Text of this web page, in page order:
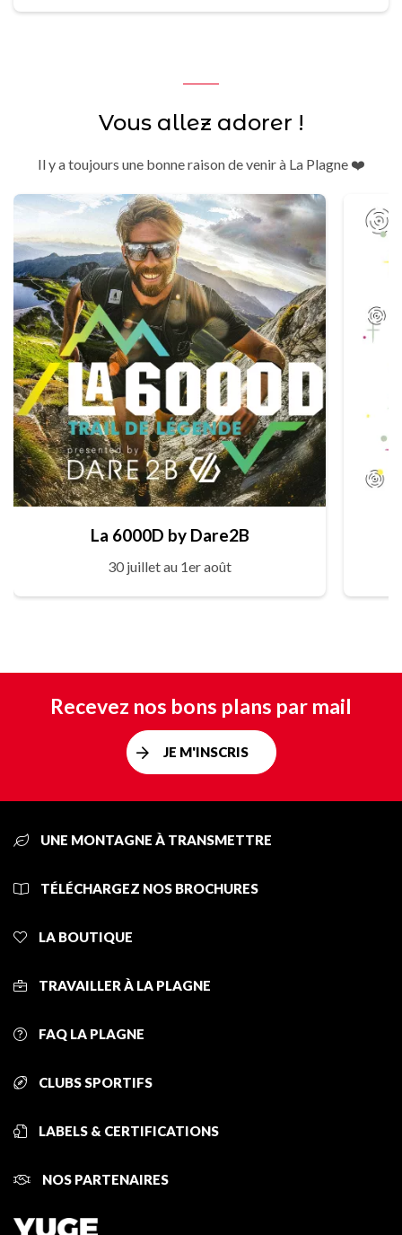
Vous allez adorer !
Il y a toujours une bonne raison de venir à La Plagne ❤️
La 6000D by Dare2B
30 juillet au 1er août
Recevez nos bons plans par mail
JE M'INSCRIS
UNE MONTAGNE À TRANSMETTRE
TÉLÉCHARGEZ NOS BROCHURES
LA BOUTIQUE
TRAVAILLER À LA PLAGNE
FAQ LA PLAGNE
CLUBS SPORTIFS
LABELS & CERTIFICATIONS
NOS PARTENAIRES